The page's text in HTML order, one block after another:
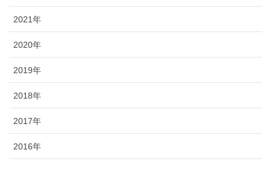
2021年
2020年
2019年
2018年
2017年
2016年